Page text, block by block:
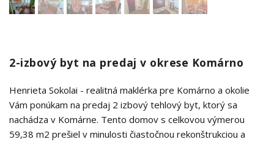
2-izbový byt na predaj v okrese Komárno
Henrieta Sokolai - realitná maklérka pre Komárno a okolie
Vám ponúkam na predaj 2 izbový tehlový byt, ktorý sa
nachádza v Komárne. Tento domov s celkovou výmerou
59,38 m2 prešiel v minulosti čiastočnou rekonštrukciou a